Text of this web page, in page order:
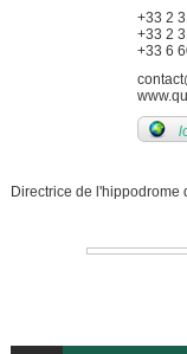
+33 2
+33 2
+33 6
Directrice de l'hippodrome